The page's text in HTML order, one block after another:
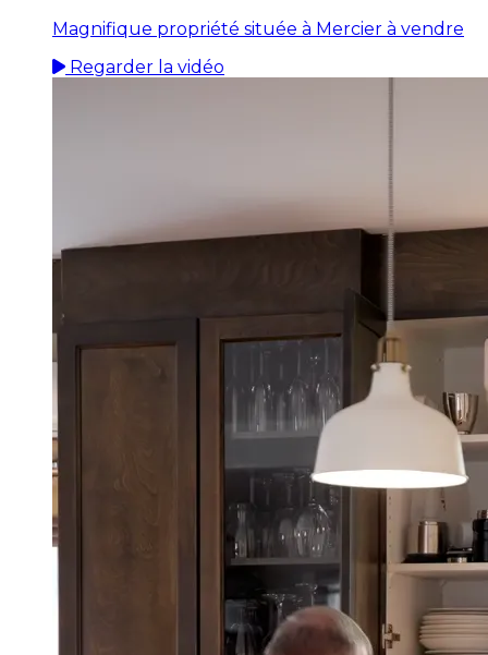
Magnifique propriété située à Mercier à vendre
Regarder la vidéo